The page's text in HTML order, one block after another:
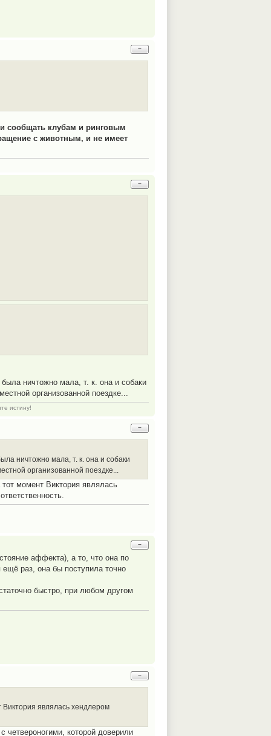
−
и сообщать клубам и ринговым
с животным, и не имеет
−
ничтожно мала, т. к. она и собаки
организованной поездке...
истину!
−
ничтожно мала, т. к. она и собаки
организованной поездке...
момент Виктория являлась
−
аффекта), а то, что она по
ещё раз, она бы поступила точно
быстро, при любом другом
−
являлась хендлером
четвероногими, которой доверили